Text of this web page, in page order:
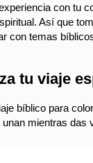
con tu
Así que
con temas
tu viaje
bíblico para
mientras